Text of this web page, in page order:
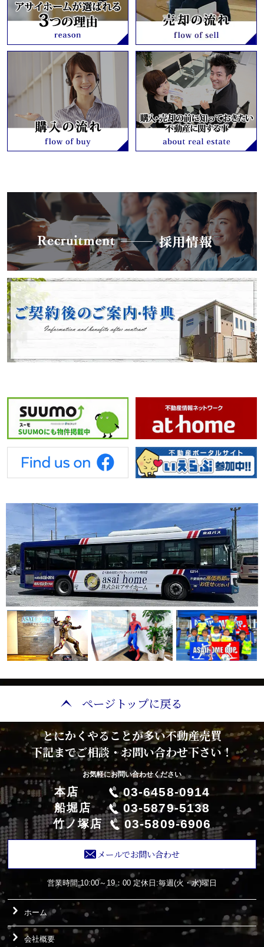
ページトップに戻る
とにかくやることが多い不動産売買
下記までご相談・お問い合わせ下さい！
お気軽にお問い合わせください
本店 03-6458-0914
船堀店 03-5879-5138
竹ノ塚店 03-5809-6906
メールでお問い合わせ
営業時間:10:00～19：00 定休日:毎週(火・水)曜日
ホーム
会社概要